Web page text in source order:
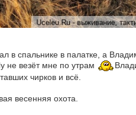
в спальнике в палатке, а
не везёт мне по утрам
чирков и всё.
весенняя охота.